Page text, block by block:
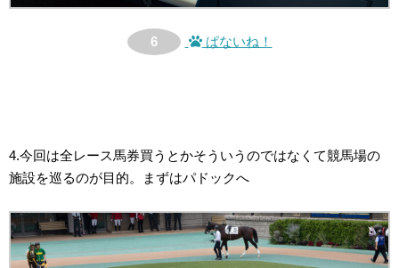
6 ぱないね！
4.今回は全レース馬券買うとかそういうのではなくて競馬場の
施設を巡るのが目的。まずはパドックへ